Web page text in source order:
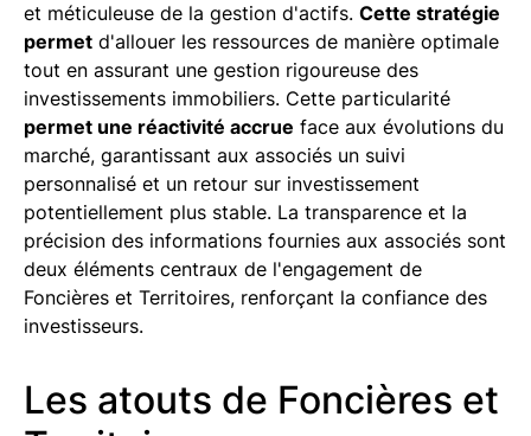
et méticuleuse de la gestion d'actifs. Cette stratégie
permet d'allouer les ressources de manière optimale
tout en assurant une gestion rigoureuse des
investissements immobiliers. Cette particularité
permet une réactivité accrue face aux évolutions du
marché, garantissant aux associés un suivi
personnalisé et un retour sur investissement
potentiellement plus stable. La transparence et la
précision des informations fournies aux associés sont
deux éléments centraux de l'engagement de
Foncières et Territoires, renforçant la confiance des
investisseurs.
Les atouts de Foncières et